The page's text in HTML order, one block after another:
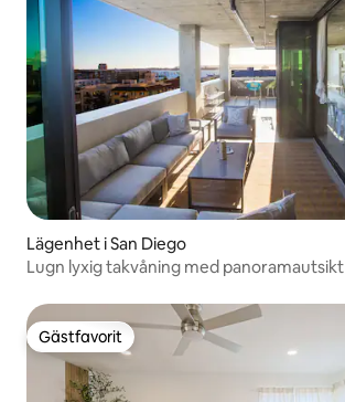
Lägenhet i San Diego
Lugn lyxig takvåning med panoramautsikt
Gästfavorit
Gästfavorit